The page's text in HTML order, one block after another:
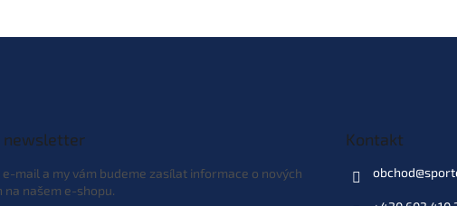
newsletter
mail a my vám budeme zasílat informace o nových
na našem e-shopu.
Kontakt
obchod@